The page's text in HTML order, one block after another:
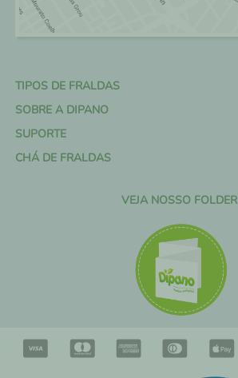
TIPOS DE FRALDAS
SOBRE A DIPANO
SUPORTE
CHÁ DE FRALDAS
VEJA NOSSO FOLDER